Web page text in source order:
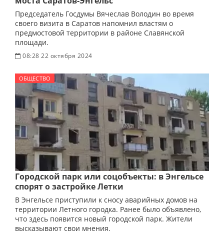
Председатель Госдумы Вячеслав Володин во время
своего визита в Саратов напомнил властям о
предмостовой территории в районе Славянской
площади.
08:28 22 октября 2024
ОБЩЕСТВО
Городской парк или соцобъекты: в Энгельсе
спорят о застройке Летки
В Энгельсе приступили к сносу аварийных домов на
территории Летного городка. Ранее было объявлено,
что здесь появится новый городской парк. Жители
высказывают свои мнения.